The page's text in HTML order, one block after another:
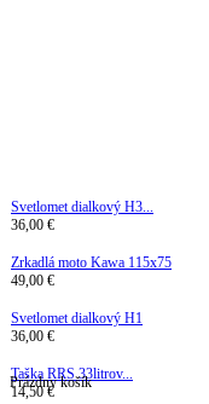
Svetlomet dialkový H3...
36,00 €
Zrkadlá moto Kawa 115x75
49,00 €
Svetlomet dialkový H1
36,00 €
Taška RRS 33litrov...
14,50 €
Prázdny košík